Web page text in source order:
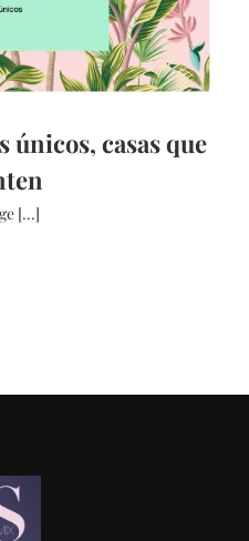
únicos, casas que
[...]